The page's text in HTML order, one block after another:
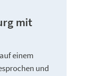
mit
einem
und